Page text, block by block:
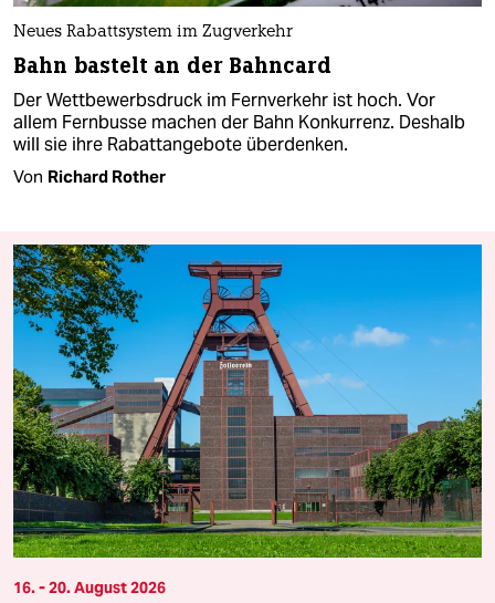
Neues Rabattsystem im Zugverkehr
Bahn bastelt an der Bahncard
Der Wettbewerbsdruck im Fernverkehr ist hoch. Vor
allem Fernbusse machen der Bahn Konkurrenz. Deshalb
will sie ihre Rabattangebote überdenken.
Von Richard Rother
16. - 20. August 2026